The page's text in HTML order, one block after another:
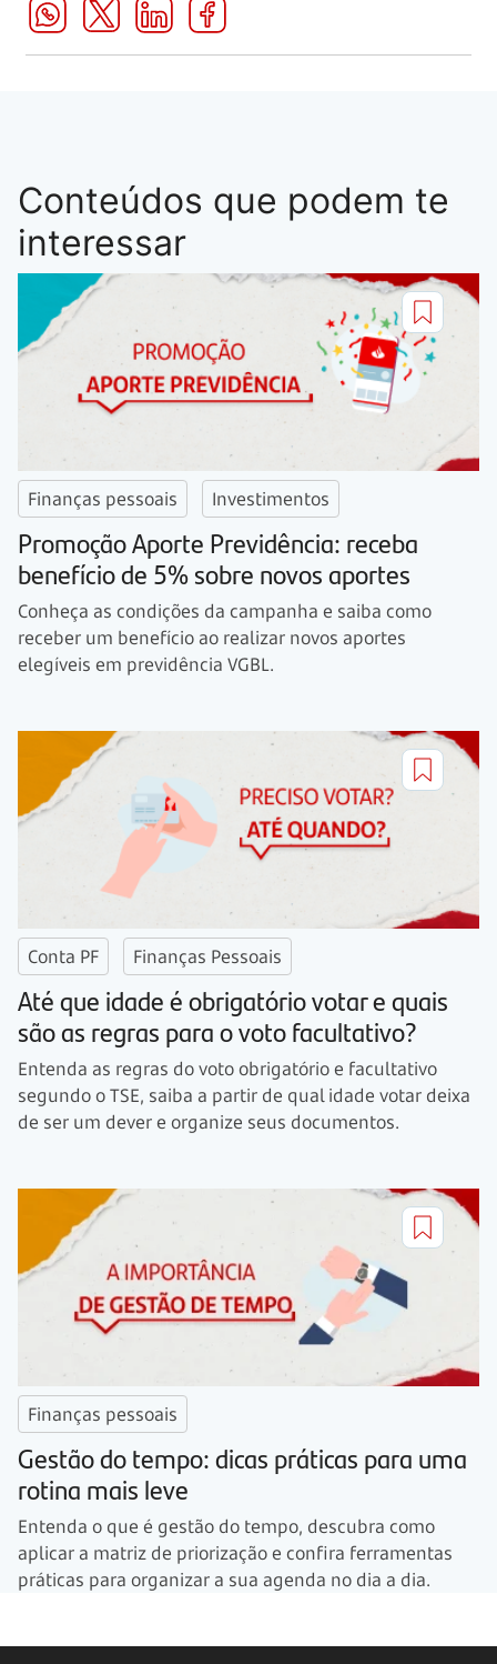
Conteúdos que podem te
interessar
Finanças pessoais Investimentos
Promoção Aporte Previdência: receba
benefício de 5% sobre novos aportes
Conheça as condições da campanha e saiba como
receber um benefício ao realizar novos aportes
elegíveis em previdência VGBL.
Conta PF Finanças Pessoais
Até que idade é obrigatório votar e quais
são as regras para o voto facultativo?
Entenda as regras do voto obrigatório e facultativo
segundo o TSE, saiba a partir de qual idade votar deixa
de ser um dever e organize seus documentos.
Finanças pessoais
Gestão do tempo: dicas práticas para uma
rotina mais leve
Entenda o que é gestão do tempo, descubra como
aplicar a matriz de priorização e confira ferramentas
práticas para organizar a sua agenda no dia a dia.